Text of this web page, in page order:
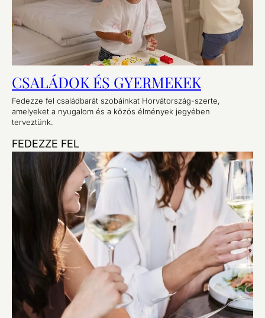
CSALÁDOK ÉS GYERMEKEK
Fedezze fel családbarát szobáinkat Horvátország-szerte,
amelyeket a nyugalom és a közös élmények jegyében
terveztünk.
FEDEZZE FEL